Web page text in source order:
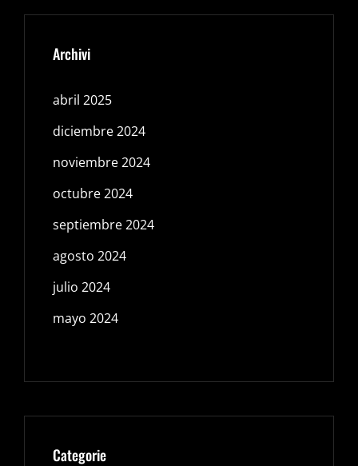
Archivi
abril 2025
diciembre 2024
noviembre 2024
octubre 2024
septiembre 2024
agosto 2024
julio 2024
mayo 2024
Categorie